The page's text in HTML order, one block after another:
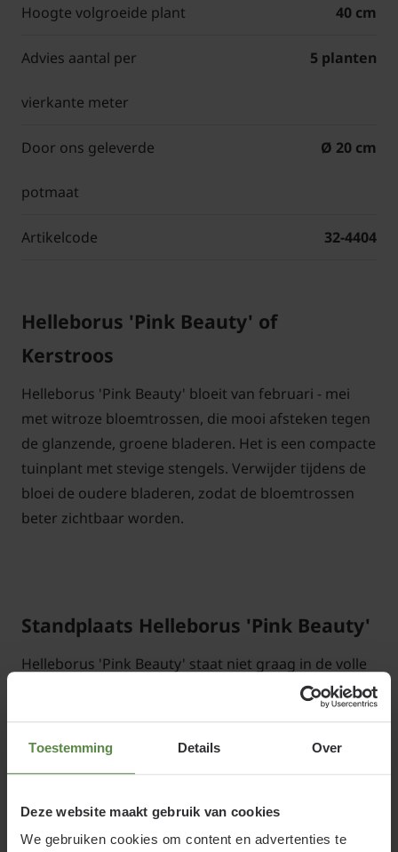
Toestemming Details Over
Deze website maakt gebruik van cookies
We gebruiken cookies om content en advertenties te
Hoogte volgroeide plant 40 cm
Advies aantal per
vierkante meter
5 planten
Door ons geleverde
potmaat
Ø 20 cm
Artikelcode 32-4404
Helleborus 'Pink Beauty' of
Kerstroos
Helleborus 'Pink Beauty' bloeit van februari - mei
met witroze bloemtrossen, die mooi afsteken tegen
de glanzende, groene bladeren. Het is een compacte
tuinplant met stevige stengels. Verwijder tijdens de
bloei de oudere bladeren, zodat de bloemtrossen
beter zichtbaar worden.
Standplaats Helleborus 'Pink Beauty'
Helleborus 'Pink Beauty' staat niet graag in de volle
zon, maar groeit goed op een plek met ochtend- en
of avondzon. De Kerstroos staat het liefst op een
beschutte plaats in een humusrijke, vochtige bodem